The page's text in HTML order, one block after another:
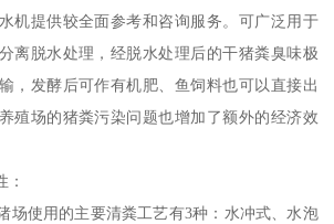
机提供较全面参考和咨询服务。可广泛用于
离脱水处理，经脱水处理后的干猪粪臭味极
，发酵后可作有机肥、鱼饲料也可以直接出
殖场的猪粪污染问题也增加了额外的经济效
：
场使用的主要清粪工艺有3种：水冲式、水泡